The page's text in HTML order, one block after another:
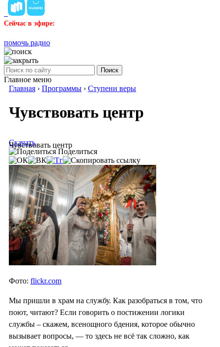
Сейчас в эфире:
помочь радио
Поиск
Главное меню
Главная › Программы › Ступени веры
Чувствовать центр
Чувствовать центр
Скачать
Поделиться
Фото: flickr.com
Мы пришли в храм на службу. Как разобраться в том, что
поют, читают? Если говорить о постижении логики
службы ‒ скажем, всенощного бдения, которое обычно
вызывает вопросы, — то здесь не всё так сложно, как